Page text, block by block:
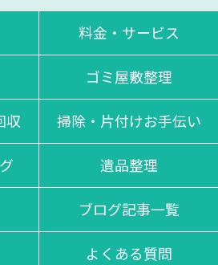
ります。
掛かりませんのでご安心くださいま
料金・サービス
ゴミ屋敷整理
収 掃除・片付けお手伝い
遺品整理
ブログ記事一覧
よくある質問